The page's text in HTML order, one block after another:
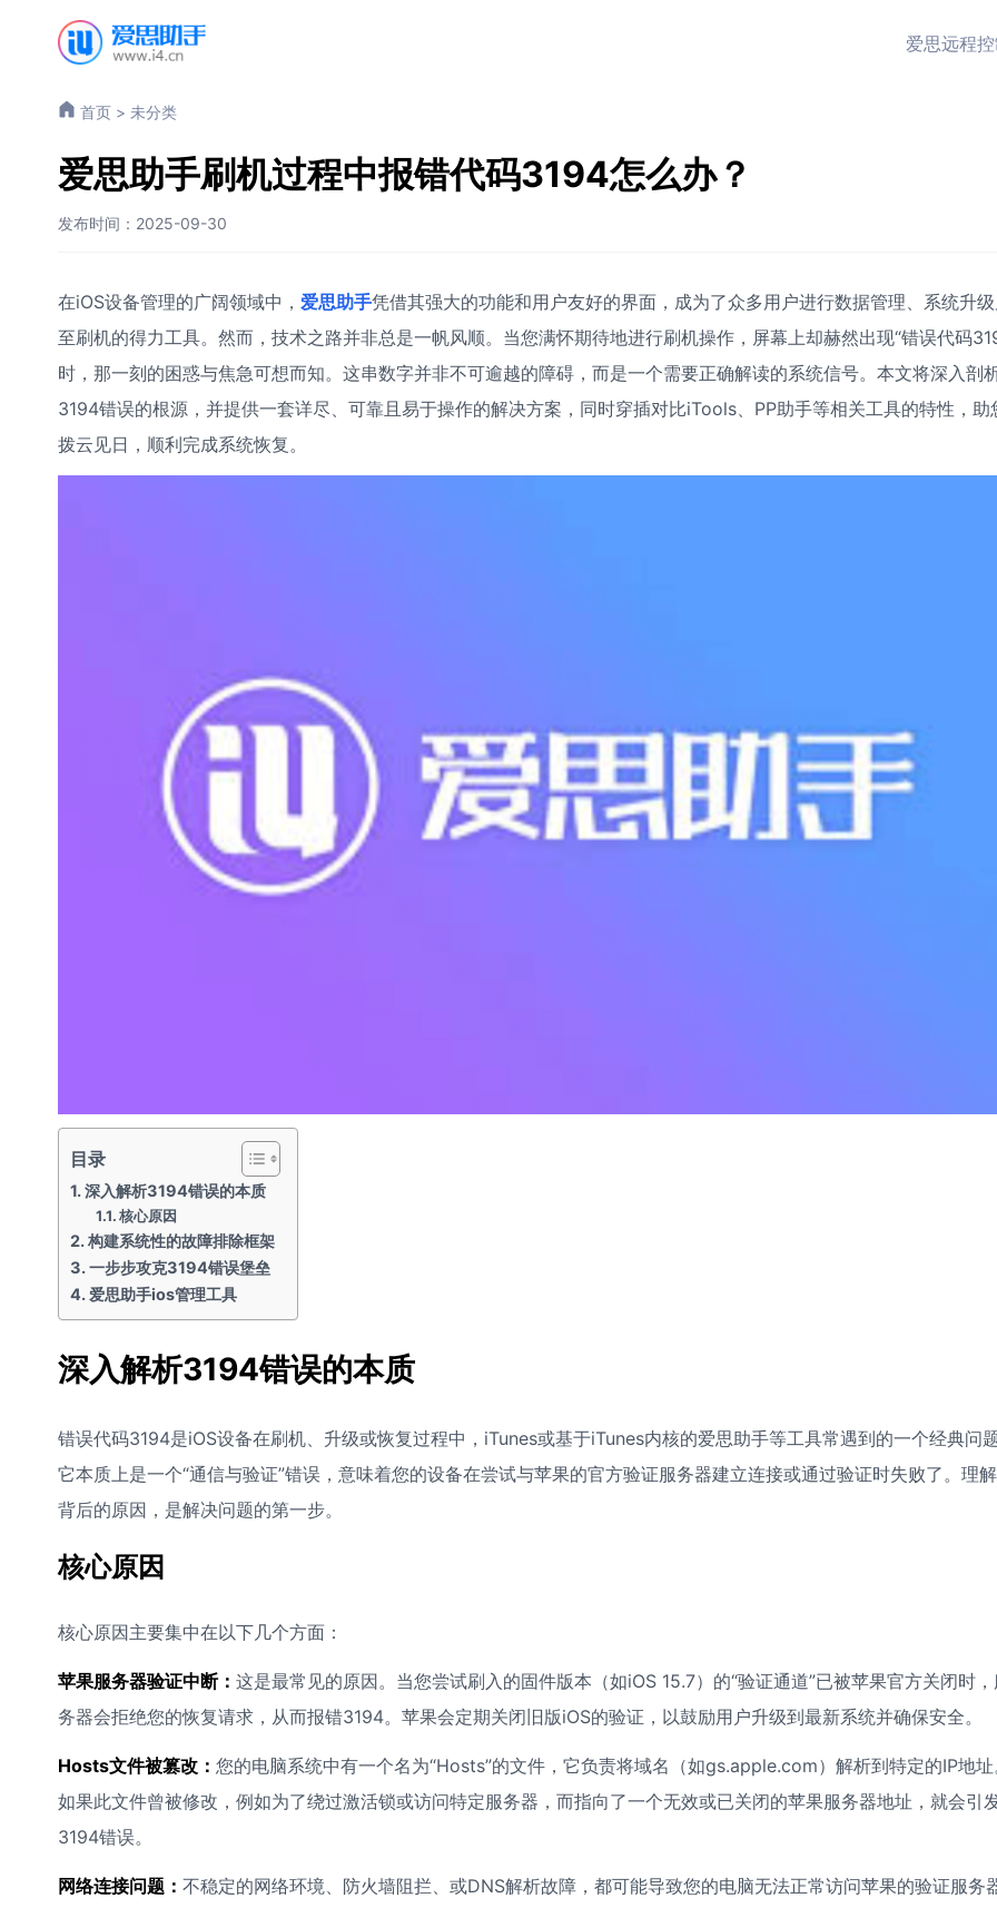
爱思远程
首页 > 未分类
爱思助手刷机过程中报错代码3194怎么办？
发布时间：2025-09-30
在iOS设备管理的广阔领域中， 爱思助手凭借其强大的功能和用户友好的界面，成为了众多用户进行数据管理、系统升
至刷机的得力工具。然而，技术之路并非总是一帆风顺。当您满怀期待地进行刷机操作，屏幕上却赫然出现“错误代码
时，那一刻的困惑与焦急可想而知。这串数字并非不可逾越的障碍，而是一个需要正确解读的系统信号。本文将深入剖
3194错误的根源，并提供一套详尽、可靠且易于操作的解决方案，同时穿插对比iTools、PP助手等相关工具的特性，助
拨云见日，顺利完成系统恢复。
目录
深入解析3194错误的本质
核心原因
构建系统性的故障排除框架
一步步攻克3194错误堡垒
爱思助手ios管理工具
深入解析3194错误的本质
错误代码3194是iOS设备在刷机、升级或恢复过程中，iTunes或基于iTunes内核的爱思助手等工具常遇到的一个经典问题
它本质上是一个“通信与验证”错误，意味着您的设备在尝试与苹果的官方验证服务器建立连接或通过验证时失败了。理
背后的原因，是解决问题的第一步。
核心原因
核心原因主要集中在以下几个方面：
苹果服务器验证中断： 这是最常见的原因。当您尝试刷入的固件版本（如iOS 15.7）的“验证通道”已被苹果官方关闭时，
务器会拒绝您的恢复请求，从而报错3194。苹果会定期关闭旧版iOS的验证，以鼓励用户升级到最新系统并确保安全。
Hosts文件被篡改： 您的电脑系统中有一个名为“Hosts”的文件，它负责将域名（如gs.apple.com）解析到特定的IP地址
如果此文件曾被修改，例如为了绕过激活锁或访问特定服务器，而指向了一个无效或已关闭的苹果服务器地址，就会引
3194错误。
网络连接问题： 不稳定的网络环境、防火墙阻拦、或DNS解析故障，都可能导致您的电脑无法正常访问苹果的验证服务